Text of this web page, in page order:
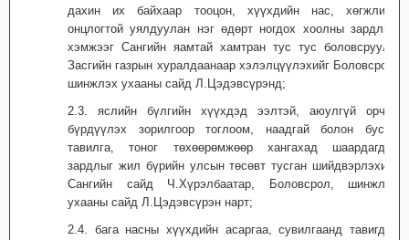
дахин их байхаар тооцон, хүүхдийн нас, хөгжлийн
онцлогтой уялдуулан нэг өдөрт ногдох хоолны зардлын
хэмжээг Сангийн яамтай хамтран тус тус боловсруулж
Засгийн газрын хуралдаанаар хэлэлцүүлэхийг Боловсрол,
шинжлэх ухааны сайд Л.Цэдэвсүрэнд;
2.3. яслийн бүлгийн хүүхдэд ээлтэй, аюулгүй орчин
бүрдүүлэх зорилгоор тоглоом, наадгай болон бусад
тавилга, тоног төхөөрөмжөөр хангахад шаардагдах
зардлыг жил бүрийн улсын төсөвт тусган шийдвэрлэхийг
Сангийн сайд Ч.Хүрэлбаатар, Боловсрол, шинжлэх
ухааны сайд Л.Цэдэвсүрэн нарт;
2.4. бага насны хүүхдийн асаргаа, сувилгаанд тавигдах